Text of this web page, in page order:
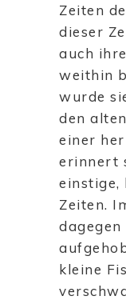
Zeiten
dieser
auch
weithin
wurde
den
einer
erinnert
einstige,
Zeiten.
kleine